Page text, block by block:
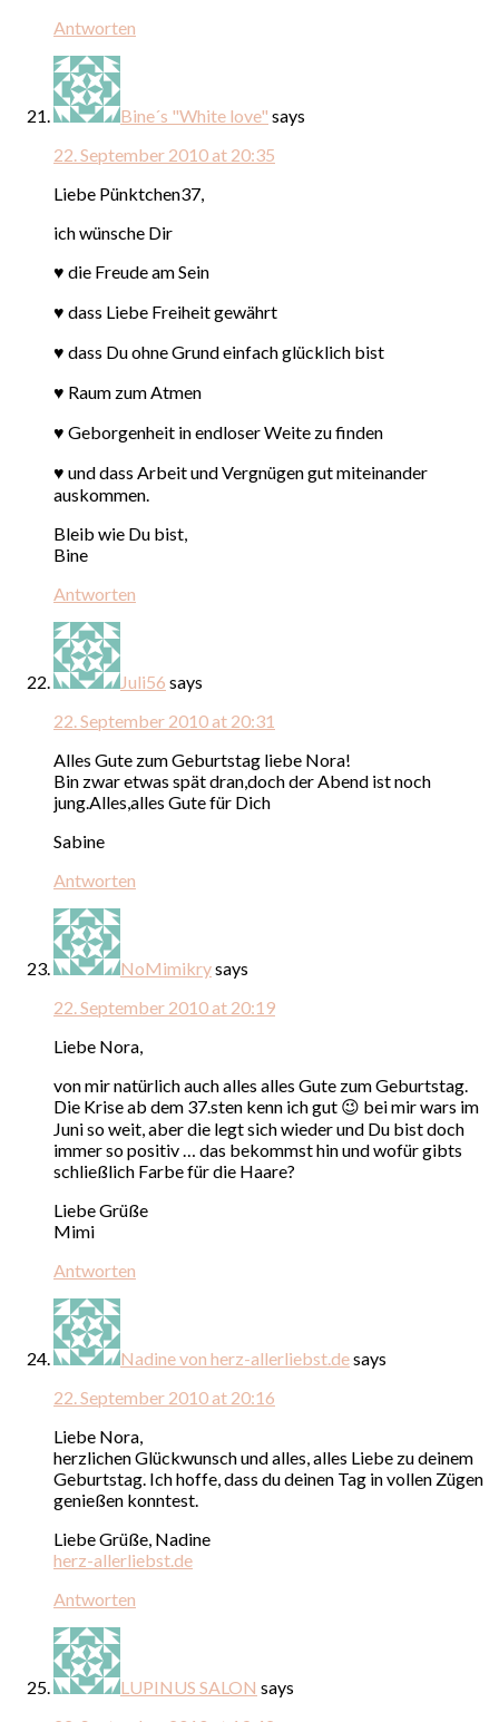
Antworten
Bine´s "White love" says
22. September 2010 at 20:35
Liebe Pünktchen37,
ich wünsche Dir
♥ die Freude am Sein
♥ dass Liebe Freiheit gewährt
♥ dass Du ohne Grund einfach glücklich bist
♥ Raum zum Atmen
♥ Geborgenheit in endloser Weite zu finden
♥ und dass Arbeit und Vergnügen gut miteinander
auskommen.
Bleib wie Du bist,
Bine
Antworten
Juli56 says
22. September 2010 at 20:31
Alles Gute zum Geburtstag liebe Nora!
Bin zwar etwas spät dran,doch der Abend ist noch
jung.Alles,alles Gute für Dich
Sabine
Antworten
NoMimikrysays
22. September 2010 at 20:19
Liebe Nora,
von mir natürlich auch alles alles Gute zum Geburtstag.
Die Krise ab dem 37.sten kenn ich gut 😉 bei mir wars im
Juni so weit, aber die legt sich wieder und Du bist doch
immer so positiv … das bekommst hin und wofür gibts
schließlich Farbe für die Haare?
Liebe Grüße
Mimi
Antworten
Nadine von herz-allerliebst.desays
22. September 2010 at 20:16
Liebe Nora,
herzlichen Glückwunsch und alles, alles Liebe zu deinem
Geburtstag. Ich hoffe, dass du deinen Tag in vollen Zügen
genießen konntest.
Liebe Grüße, Nadine
herz-allerliebst.de
Antworten
LUPINUS SALON says